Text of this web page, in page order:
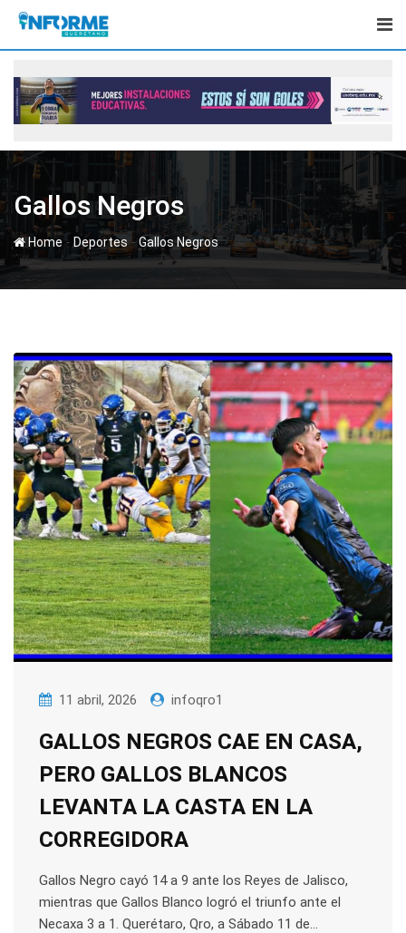
Skip
content
Gallos Negros
Home- Deportes-Gallos Negros
11 abril, 2026 infoqro1
GALLOS NEGROS CAE EN CASA,
PERO GALLOS BLANCOS
LEVANTA LA CASTA EN LA
CORREGIDORA
Gallos Negro cayó 14 a 9 ante los Reyes de Jalisco,
mientras que Gallos Blanco logró el triunfo ante el
Necaxa 3 a 1. Querétaro, Qro, a Sábado 11 de…